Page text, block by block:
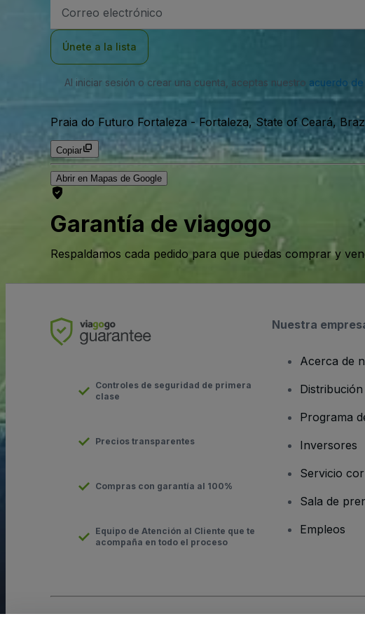
de
Únete a la lista
Al iniciar sesión o crear una cuenta, aceptas nuestro acuerdo de
Praia do Futuro Fortaleza -Fortaleza, State of Ceará,
Copiar
Abrir en Mapas de Google
Garantía de viagogo
Respaldamos cada pedido para que puedas comprar y
Controles de seguridad de primera
clase
Precios transparentes
Compras con garantía al 100%
Equipo de Atención al Cliente que te
acompaña en todo el proceso
Nuestra
Acerca de
Programa
Inversores
Servicio
Sala de
Empleos